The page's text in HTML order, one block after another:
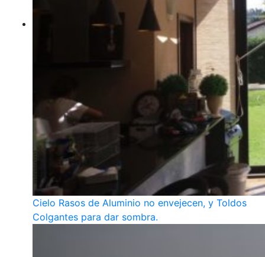
Cielo Rasos de Aluminio no envejecen, y Toldos
Colgantes para dar sombra.